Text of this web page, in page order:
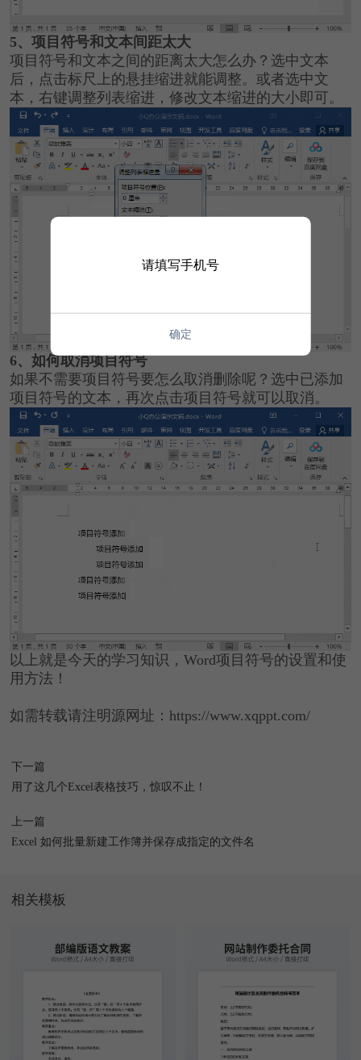
5、项目符号和文本间距太大
项目符号和文本之间的距离太大怎么办？选中文本
后，点击标尺上的悬挂缩进就能调整。或者选中文
本，右键调整列表缩进，修改文本缩进的大小即可。
6、如何取消项目符号
如果不需要项目符号要怎么取消删除呢？选中已添加
项目符号的文本，再次点击项目符号就可以取消。
以上就是今天的学习知识，Word项目符号的设置和使
用方法！
如需转载请注明源网址：https://www.xqppt.com/
下一篇
用了这几个Excel表格技巧，惊叹不止！
上一篇
Excel 如何批量新建工作簿并保存成指定的文件名
相关模板
请填写手机号
确定